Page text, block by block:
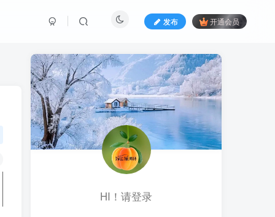
发布 开通会员
HI！请登录